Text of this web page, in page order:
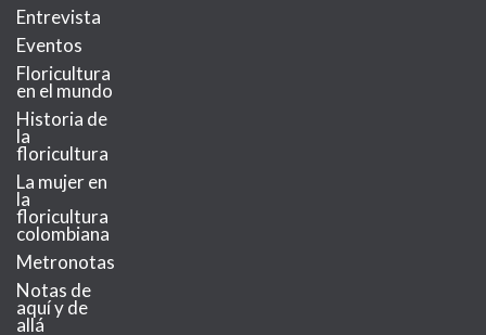
Entrevista
Eventos
Floricultura
en el mundo
Historia de
la
floricultura
La mujer en
la
floricultura
colombiana
Metronotas
Notas de
aquí y de
allá